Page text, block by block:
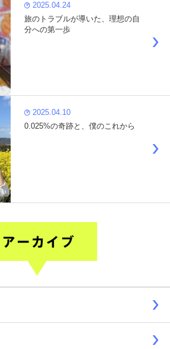
2025.04.24
旅のトラブルが導いた、理想の自
分への第一歩
2025.04.10
0.025%の奇跡と、僕のこれから